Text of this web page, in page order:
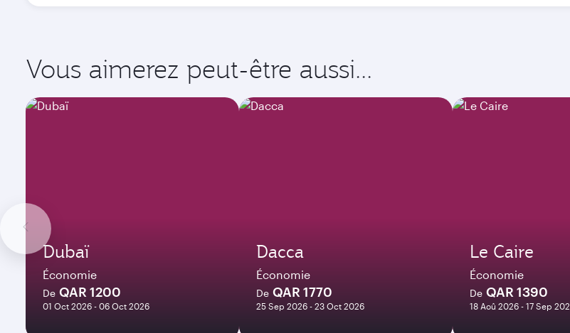
Vous aimerez peut-être aussi...
Dubaï
Économie
De QAR 1200
01 Oct 2026 - 06 Oct 2026
Dacca
Économie
De QAR 1770
25 Sep 2026 - 23 Oct 2026
Le Caire
Économie
De QAR 1390
18 Aoû 2026 - 17 Sep